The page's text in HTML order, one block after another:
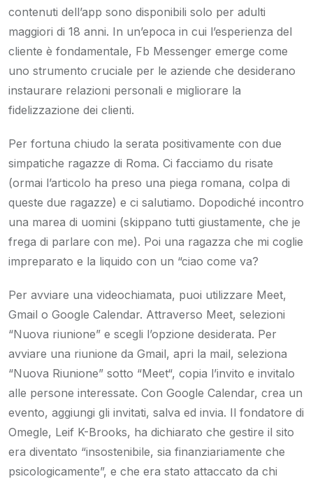
contenuti dell’app sono disponibili solo per adulti
maggiori di 18 anni. In un’epoca in cui l’esperienza del
cliente è fondamentale, Fb Messenger emerge come
uno strumento cruciale per le aziende che desiderano
instaurare relazioni personali e migliorare la
fidelizzazione dei clienti.
Per fortuna chiudo la serata positivamente con due
simpatiche ragazze di Roma. Ci facciamo du risate
(ormai l’articolo ha preso una piega romana, colpa di
queste due ragazze) e ci salutiamo. Dopodiché incontro
una marea di uomini (skippano tutti giustamente, che je
frega di parlare con me). Poi una ragazza che mi coglie
impreparato e la liquido con un “ciao come va?
Per avviare una videochiamata, puoi utilizzare Meet,
Gmail o Google Calendar. Attraverso Meet, selezioni
“Nuova riunione” e scegli l’opzione desiderata. Per
avviare una riunione da Gmail, apri la mail, seleziona
“Nuova Riunione” sotto “Meet“, copia l’invito e invitalo
alle persone interessate. Con Google Calendar, crea un
evento, aggiungi gli invitati, salva ed invia. Il fondatore di
Omegle, Leif K-Brooks, ha dichiarato che gestire il sito
era diventato “insostenibile, sia finanziariamente che
psicologicamente”, e che era stato attaccato da chi